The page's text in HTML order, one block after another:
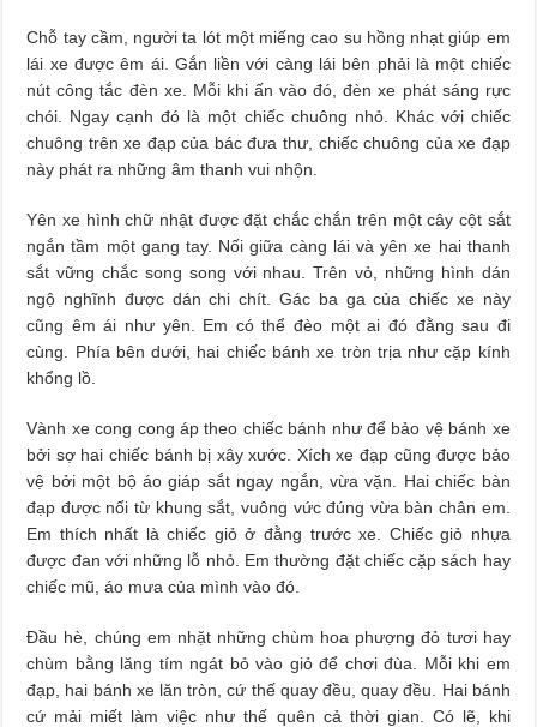
Chỗ tay cầm, người ta lót một miếng cao su hồng nhạt giúp em
lái xe được êm ái. Gắn liền với càng lái bên phải là một chiếc
nút công tắc đèn xe. Mỗi khi ấn vào đó, đèn xe phát sáng rực
chói. Ngay cạnh đó là một chiếc chuông nhỏ. Khác với chiếc
chuông trên xe đạp của bác đưa thư, chiếc chuông của xe đạp
này phát ra những âm thanh vui nhộn.
Yên xe hình chữ nhật được đặt chắc chắn trên một cây cột sắt
ngắn tầm một gang tay. Nối giữa càng lái và yên xe hai thanh
sắt vững chắc song song với nhau. Trên vỏ, những hình dán
ngộ nghĩnh được dán chi chít. Gác ba ga của chiếc xe này
cũng êm ái như yên. Em có thể đèo một ai đó đằng sau đi
cùng. Phía bên dưới, hai chiếc bánh xe tròn trịa như cặp kính
khổng lồ.
Vành xe cong cong áp theo chiếc bánh như để bảo vệ bánh xe
bởi sợ hai chiếc bánh bị xây xước. Xích xe đạp cũng được bảo
vệ bởi một bộ áo giáp sắt ngay ngắn, vừa vặn. Hai chiếc bàn
đạp được nối từ khung sắt, vuông vức đúng vừa bàn chân em.
Em thích nhất là chiếc giỏ ở đằng trước xe. Chiếc giỏ nhựa
được đan với những lỗ nhỏ. Em thường đặt chiếc cặp sách hay
chiếc mũ, áo mưa của mình vào đó.
Đầu hè, chúng em nhặt những chùm hoa phượng đỏ tươi hay
chùm bằng lăng tím ngát bỏ vào giỏ để chơi đùa. Mỗi khi em
đạp, hai bánh xe lăn tròn, cứ thế quay đều, quay đều. Hai bánh
cứ mải miết làm việc như thế quên cả thời gian. Có lẽ, khi